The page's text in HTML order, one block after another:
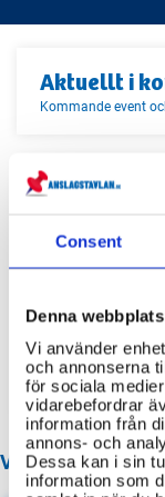
Consent
Denna
Vi använder
och annonserna
för sociala
vidarebefordrar
information från
annons- och
Dessa kan i sin
information som
Aktuellt i
Kommande event
VANLIGA